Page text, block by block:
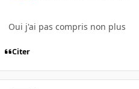
Oui j'ai pas compris non plus
Citer